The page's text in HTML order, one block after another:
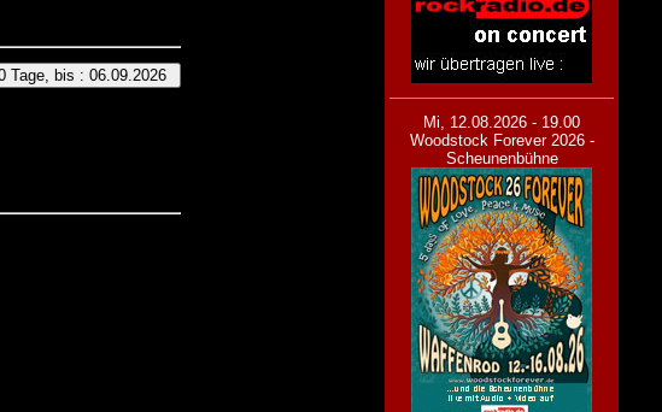
Mi, 12.08.2026 - 19.00
Woodstock Forever 2026 -
Scheunenbühne